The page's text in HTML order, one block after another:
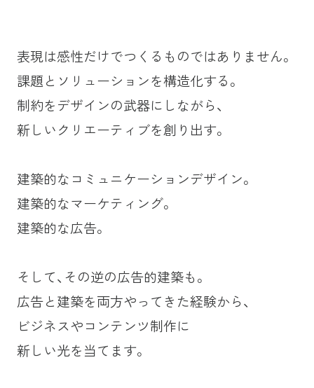
表現は感性だけでつくるものではありません。
課題とソリューションを構造化する。
制約をデザインの武器にしながら、
新しいクリエーティブを創り出す。
建築的なコミュニケーションデザイン。
建築的なマーケティング。
建築的な広告。
そして、その逆の広告的建築も。
広告と建築を両方やってきた経験から、
ビジネスやコンテンツ制作に
新しい光を当てます。